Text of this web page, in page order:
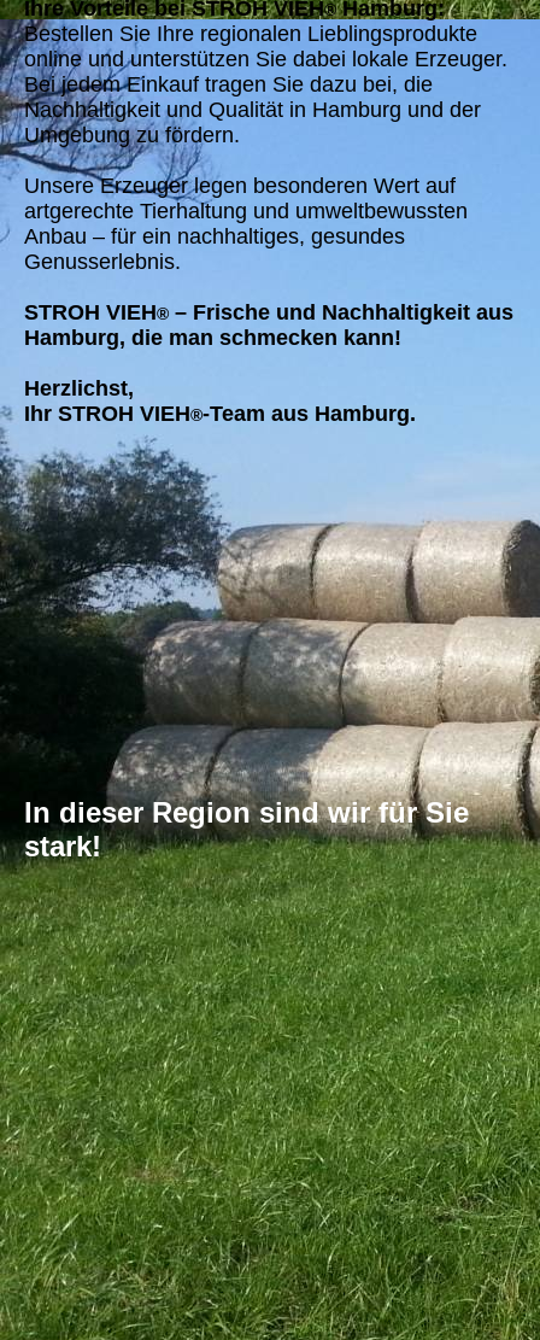
Ihre Vorteile bei STROH VIEH®Hamburg:
Bestellen Sie Ihre regionalen Lieblingsprodukte
online und unterstützen Sie dabei lokale Erzeuger.
Bei jedem Einkauf tragen Sie dazu bei, die
Nachhaltigkeit und Qualität in Hamburg und der
Umgebung zu fördern.
Unsere Erzeuger legen besonderen Wert auf
artgerechte Tierhaltung und umweltbewussten
Anbau – für ein nachhaltiges, gesundes
Genusserlebnis.
STROH VIEH® – Frische und Nachhaltigkeit aus
Hamburg, die man schmecken kann!
Herzlichst,
Ihr STROH VIEH®-Team aus Hamburg.
In dieser Region sind wir für Sie
stark!